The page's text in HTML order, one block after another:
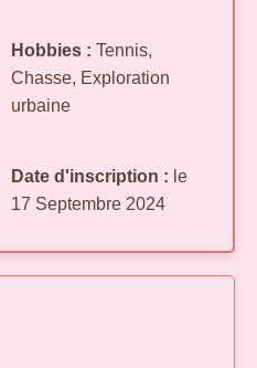
Hobbies : Tennis,
Chasse, Exploration
urbaine
Date d'inscription : le
17 Septembre 2024